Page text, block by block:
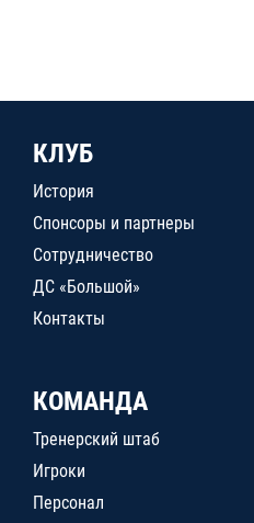
КЛУБ
История
Спонсоры и партнеры
Сотрудничество
ДС «Большой»
Контакты
КОМАНДА
Тренерский штаб
Игроки
Персонал